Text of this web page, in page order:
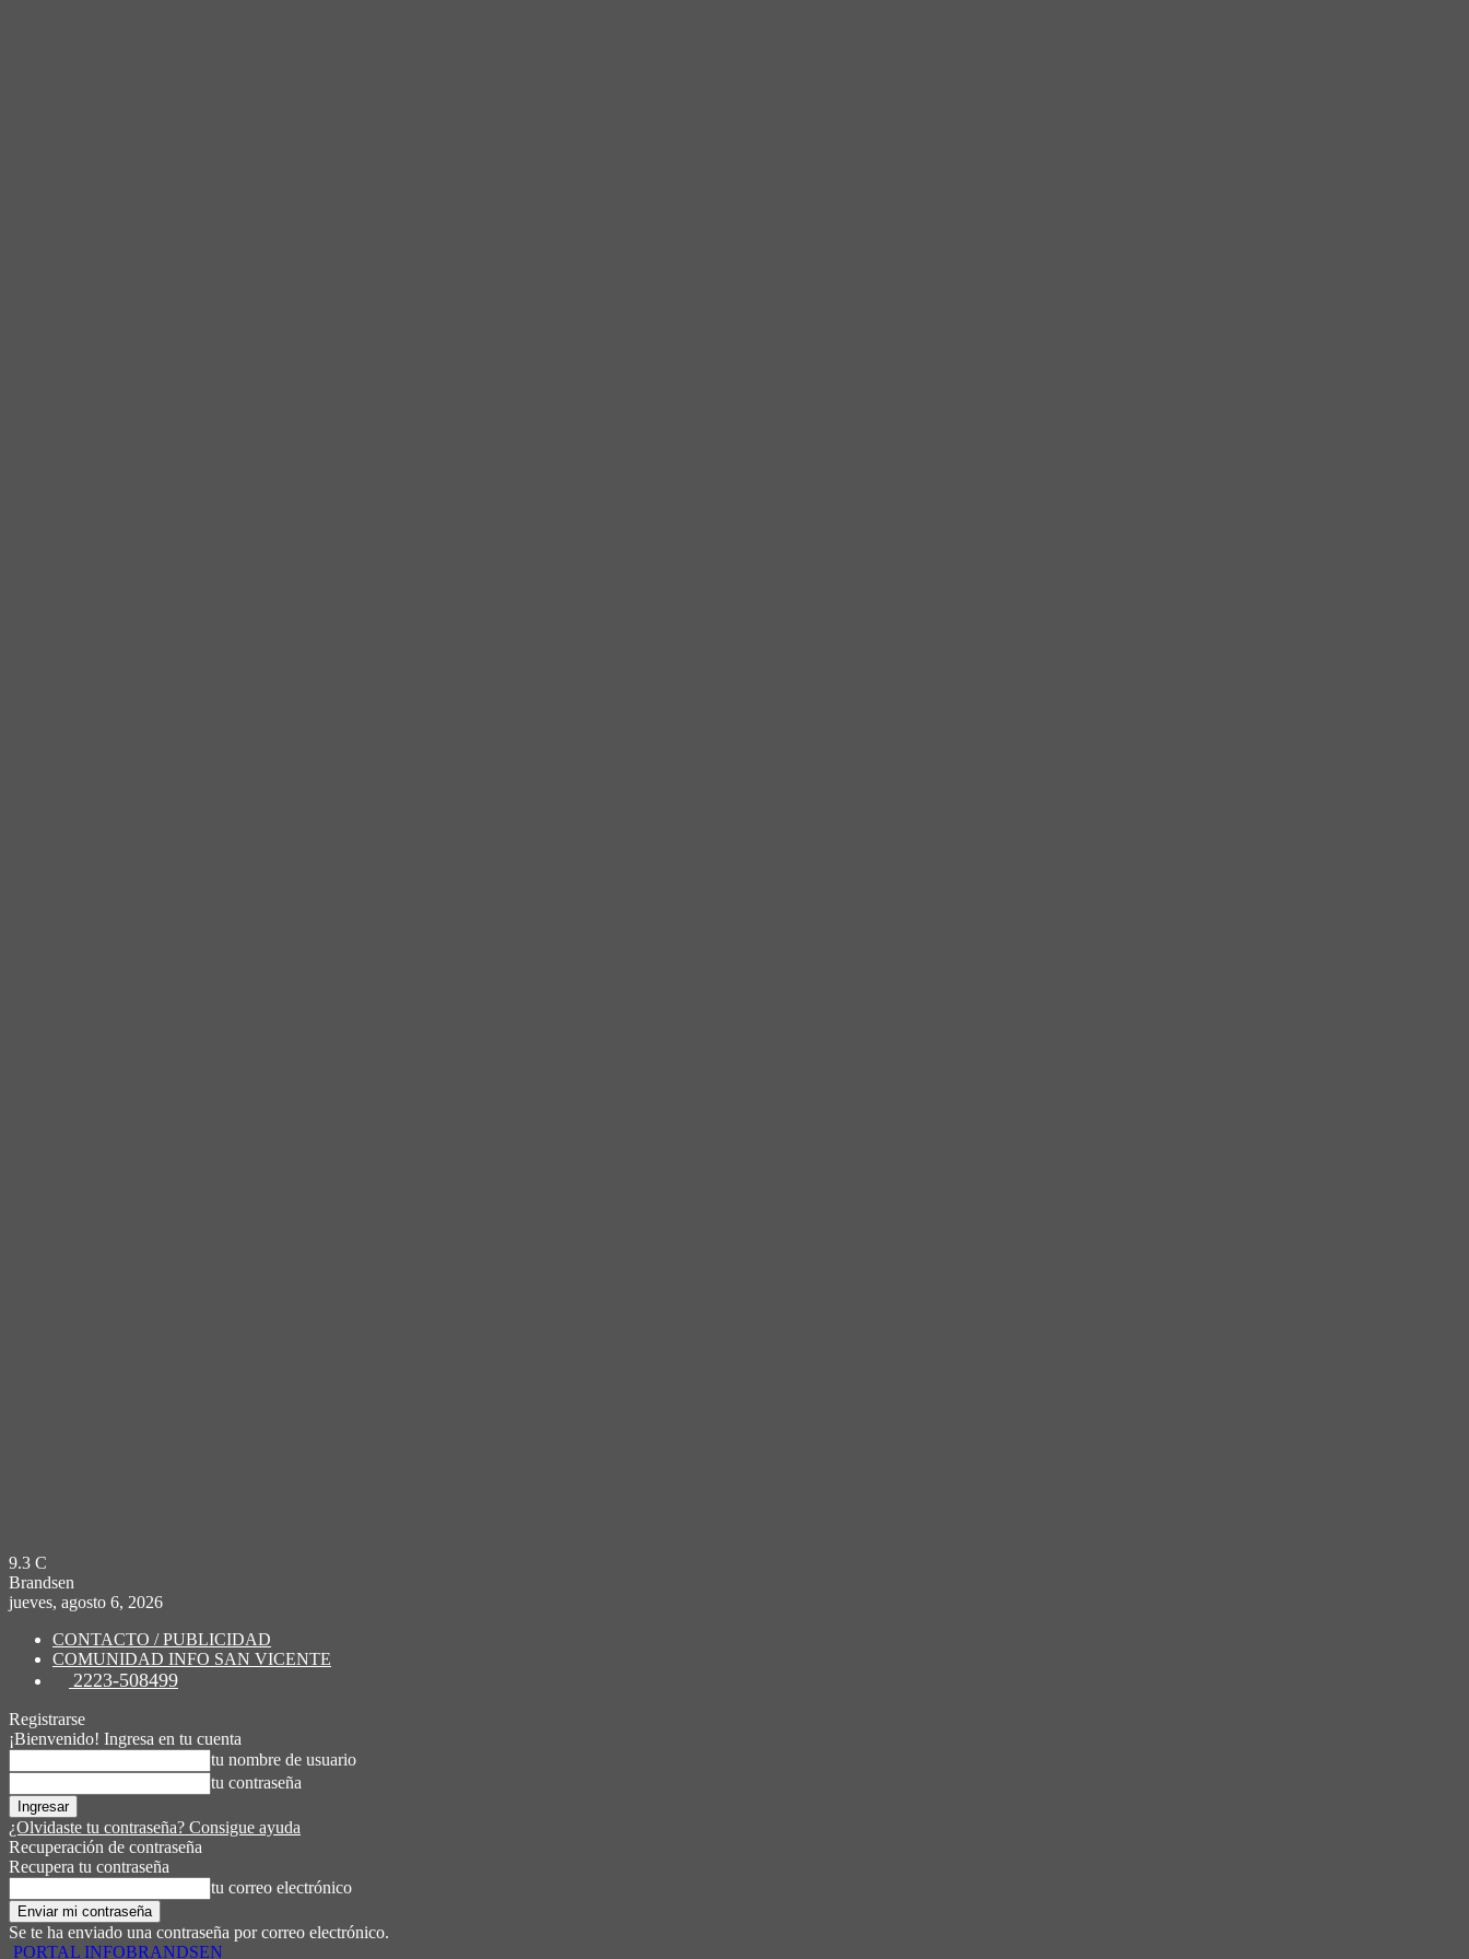
9.3 C
Brandsen
jueves, agosto 6, 2026
CONTACTO / PUBLICIDAD
COMUNIDAD INFO SAN VICENTE
2223-508499
Registrarse
¡Bienvenido! Ingresa en tu cuenta
tu nombre de usuario
tu contraseña
¿Olvidaste tu contraseña? Consigue ayuda
Recuperación de contraseña
Recupera tu contraseña
tu correo electrónico
Se te ha enviado una contraseña por correo electrónico.
PORTAL INFOBRANDSEN